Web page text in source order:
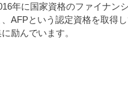
年に国家資格のファイナン
、AFPという認定資格を取得
励んでいます。